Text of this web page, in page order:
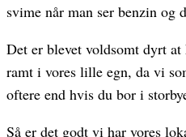
svime når man ser benzin og
Det er blevet voldsomt dyrt
ramt i vores lille egn, da vi
oftere end hvis du bor i
Så er det godt vi har vores